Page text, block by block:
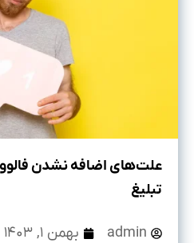
علت‌های اضافه نشدن فالوور
تبلیغ
admin بهمن ۱, ۱۴۰۳